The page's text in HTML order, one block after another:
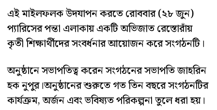
এই মাইলফলক উদযাপন করতে রোববার (২৮ জুন)
প্যারিসের পন্তা এলাকায় একটি অভিজাত রেস্তোরাঁয়
কৃতী শিক্ষার্থীদের সংবর্ধনার আয়োজন করে সংগঠনটি।
অনুষ্ঠানে সভাপতিত্ব করেন সংগঠনের সভাপতি জাহরিন
হক নুপুর।অনুষ্ঠানের শুরুতে গত তিন বছরে সংগঠনটির
কার্যক্রম, অর্জন এবং ভবিষ্যত পরিকল্পনা তুলে ধরা হয়।